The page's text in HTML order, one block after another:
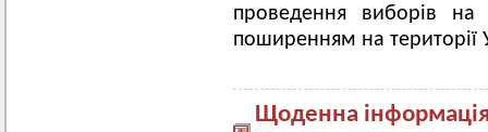
проведення виборів на
поширенням на території
Щоденна інформація